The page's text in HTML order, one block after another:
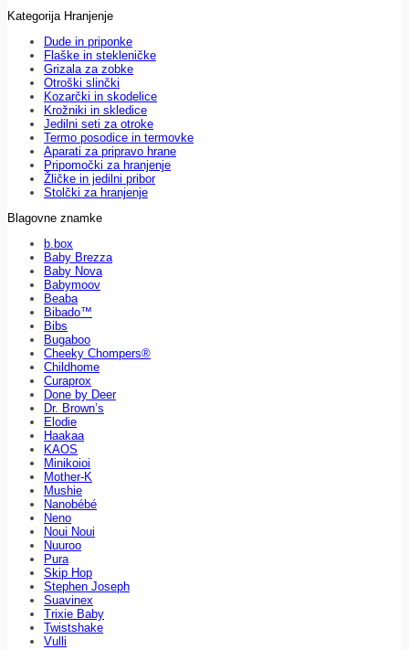
Kategorija Hranjenje
Dude in priponke
Flaške in stekleničke
Grizala za zobke
Otroški slinčki
Kozarčki in skodelice
Krožniki in skledice
Jedilni seti za otroke
Termo posodice in termovke
Aparati za pripravo hrane
Pripomočki za hranjenje
Žličke in jedilni pribor
Stolčki za hranjenje
Blagovne znamke
b.box
Baby Brezza
Baby Nova
Babymoov
Beaba
Bibado™
Bibs
Bugaboo
Cheeky Chompers®
Childhome
Curaprox
Done by Deer
Dr. Brown’s
Elodie
Haakaa
KAOS
Minikoioi
Mother-K
Mushie
Nanobébé
Neno
Noui Noui
Nuuroo
Pura
Skip Hop
Stephen Joseph
Suavinex
Trixie Baby
Twistshake
Vulli